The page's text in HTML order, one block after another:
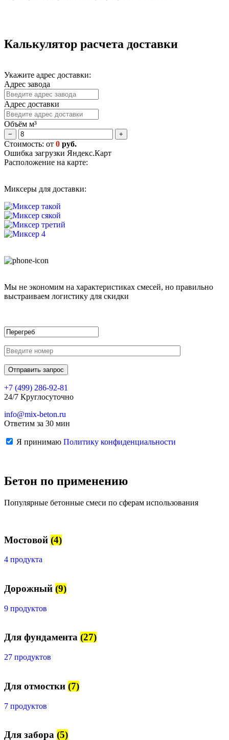
Калькулятор расчета доставки
Укажите адрес доставки:
Адрес завода
Адрес доставки
Объём м³
− +
Стоимость: от 0 руб.
Ошибка загрузки Яндекс.Карт
Расположение на карте:
Миксеры для доставки:
Мы не экономим на характеристиках смесей, но правильно
выстраиваем логистику для скидки
+7 (499) 286-92-81
24/7 Круглосуточно
info@mix-beton.ru
Ответим за 30 мин
Я принимаю Политику конфиденциальности
Бетон по применению
Популярные бетонные смеси по сферам использования
Мостовой (4)
4 продукта
Дорожный (9)
9 продуктов
Для фундамента (27)
27 продуктов
Для отмостки (7)
7 продуктов
Для забора (5)